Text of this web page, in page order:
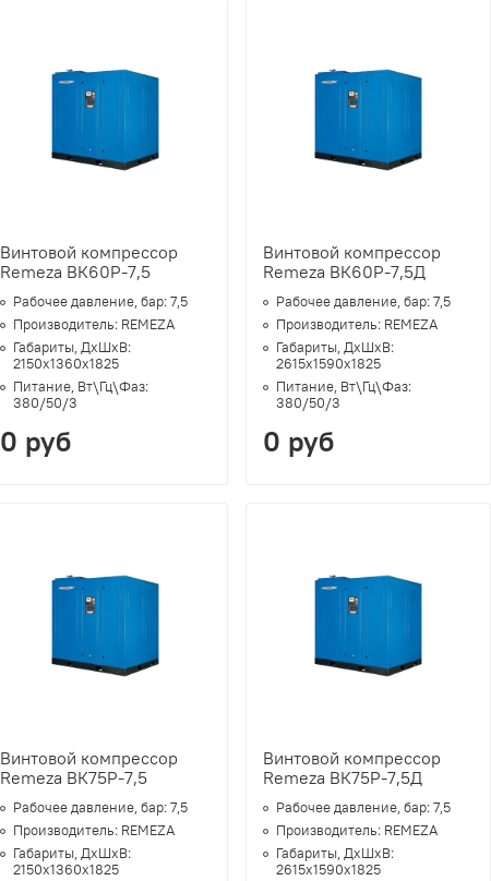
Винтовой компрессор
Remeza ВК60Р-7,5
Рабочее давление, бар:7,5
Производитель: REMEZA
Габариты, ДхШхВ:
2150х1360х1825
Питание, Вт\Гц\Фаз:
380/50/3
0 руб
Винтовой компрессор
Remeza ВК60Р-7,5Д
Рабочее давление, бар:7,5
Производитель: REMEZA
Габариты, ДхШхВ:
2615х1590х1825
Питание, Вт\Гц\Фаз:
380/50/3
0 руб
Винтовой компрессор
Remeza ВК75Р-7,5
Рабочее давление, бар:7,5
Производитель: REMEZA
Габариты, ДхШхВ:
2150х1360х1825
Винтовой компрессор
Remeza ВК75Р-7,5Д
Рабочее давление, бар:7,5
Производитель: REMEZA
Габариты, ДхШхВ:
2615х1590х1825